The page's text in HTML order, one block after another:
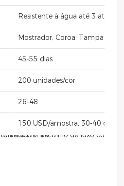
Resistente à água até 3 atm
Mostrador, Coroa, Tampa do
45-55 dias
200 unidades/cor
26-48
150 USD/amostra, 30-40 dias